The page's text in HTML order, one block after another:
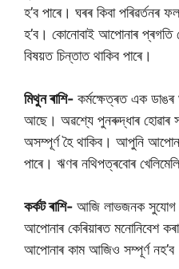
হ’ব পাৰে। ঘৰৰ কিবা পৰিৱৰ্তনৰ
হ’ব। কোনোবাই আপোনাৰ প্ৰগতি
বিষয়ত চিন্তাত থাকিব পাৰে।
মিথুন ৰাশি- কৰ্মক্ষেত্ৰত এক ডাঙৰ
আছে। অৱশ্যে পুনৰুদ্ধাৰ হোৱাৰ
অসম্পূৰ্ণ হৈ থাকিব। আপুনি
পাৰে। ঋণৰ নথিপত্ৰবোৰ
কৰ্কট ৰাশি- আজি লাভজনক সুযোগ
আপোনাৰ কেৰিয়াৰত মনোনিবেশ
আপোনাৰ কাম আজিও সম্পূৰ্ণ